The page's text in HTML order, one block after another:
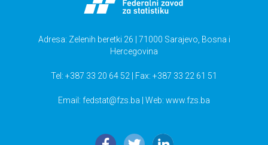
Adresa: Zelenih beretki 26 | 71000 Sarajevo, Bosna i
Hercegovina
Tel: +387 33 20 64 52 | Fax: +387 33 22 61 51
Email: fedstat@fzs.ba | Web: www.fzs.ba